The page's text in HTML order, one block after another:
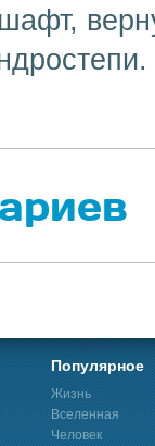
Популярное
Жизнь
Вселенная
Человек